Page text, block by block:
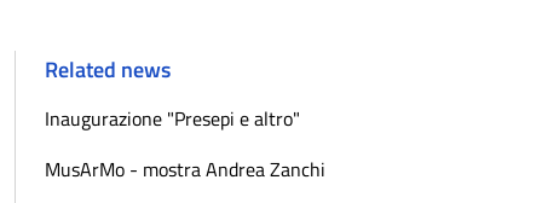
Related news
Inaugurazione "Presepi e altro"
MusArMo - mostra Andrea Zanchi